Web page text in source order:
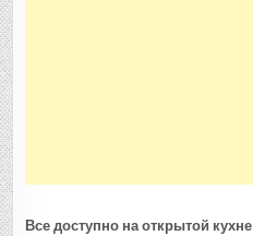
Все доступно на открытой кухне